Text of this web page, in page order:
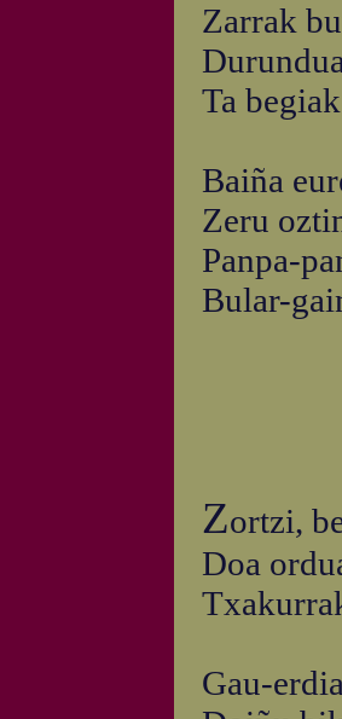
Zarrak
Ta
Baiña
Zeru
Panpa-
Bular-
Zortzi,
Doa
Gau-